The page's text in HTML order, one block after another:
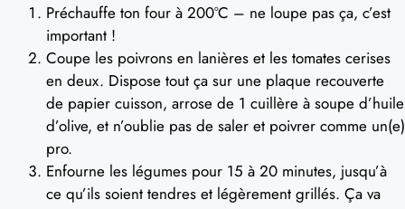
Préchauffe ton four à 200°C – ne loupe pas ça, c’est
important !
Coupe les poivrons en lanières et les tomates cerises
en deux. Dispose tout ça sur une plaque recouverte
de papier cuisson, arrose de 1 cuillère à soupe d’huile
d’olive, et n’oublie pas de saler et poivrer comme un(e)
pro.
Enfourne les légumes pour 15 à 20 minutes, jusqu’à
ce qu’ils soient tendres et légèrement grillés. Ça va